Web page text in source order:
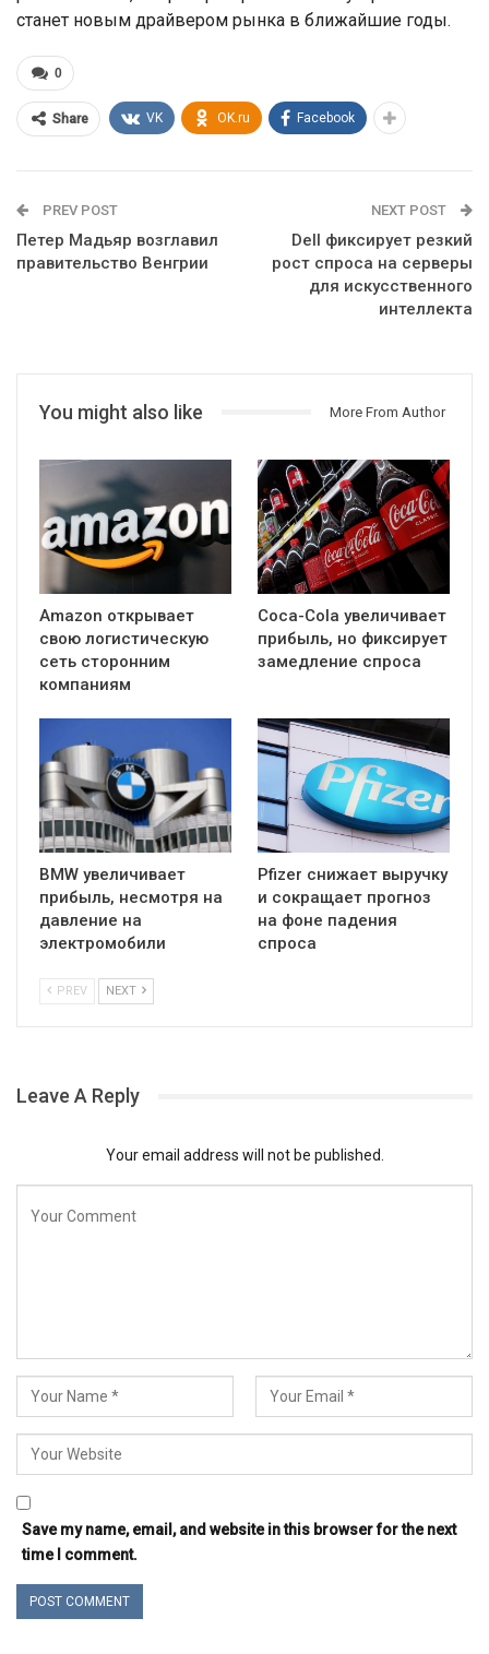
станет новым драйвером рынка в ближайшие годы.
0
Share VK OK.ru Facebook
PREV POST
Петер Мадьяр возглавил
правительство Венгрии
NEXT POST
Dell фиксирует резкий
рост спроса на серверы
для искусственного
интеллекта
You might also like More From Author
Amazon открывает
свою логистическую
сеть сторонним
компаниям
Coca-Cola увеличивает
прибыль, но фиксирует
замедление спроса
BMW увеличивает
прибыль, несмотря на
давление на
электромобили
Pfizer снижает выручку
и сокращает прогноз
на фоне падения
спроса
PREV NEXT
Leave A Reply
Your email address will not be published.
Save my name, email, and website in this browser for the next
time I comment.